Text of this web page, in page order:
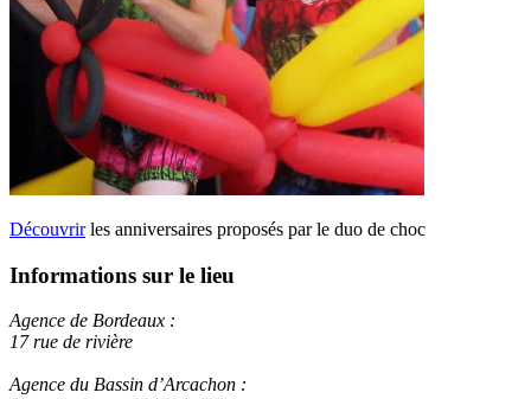
Découvrirles anniversaires proposés par le duo de choc
Informations sur le lieu
Agence de Bordeaux :
17 rue de rivière
Agence du Bassin d’Arcachon :